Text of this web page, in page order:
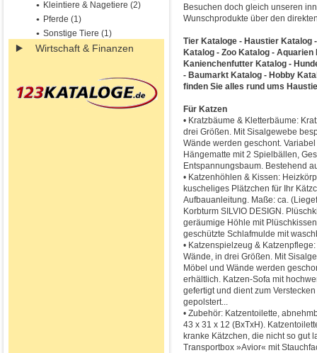
Kleintiere & Nagetiere (2)
Pferde (1)
Sonstige Tiere (1)
Wirtschaft & Finanzen
Besuchen doch gleich unseren
Wunschprodukte über den
Tier Kataloge - Haustier Katalog
Katalog - Zoo Katalog -
Kanienchenfutter Katalog -
- Baumarkt Katalog - Hobby
finden Sie alles rund ums
Für Katzen
• Kratzbäume & Kletterbäume:
drei Größen. Mit Sisalgewebe
Wände werden geschont.
Hängematte mit 2 Spielbällen,
Entspannungsbaum. Bestehend
• Katzenhöhlen & Kissen:
kuscheliges Plätzchen für Ihr
Aufbauanleitung. Maße: ca.
Korbturm SILVIO DESIGN.
geräumige Höhle mit
geschützte Schlafmulde mit
• Katzenspielzeug &
Wände, in drei Größen. Mit
Möbel und Wände werden
erhältlich. Katzen-Sofa mit
gefertigt und dient zum
gepolstert...
• Zubehör: Katzentoilette,
43 x 31 x 12 (BxTxH).
kranke Kätzchen, die nicht so gut
Transportbox »Avior« mit